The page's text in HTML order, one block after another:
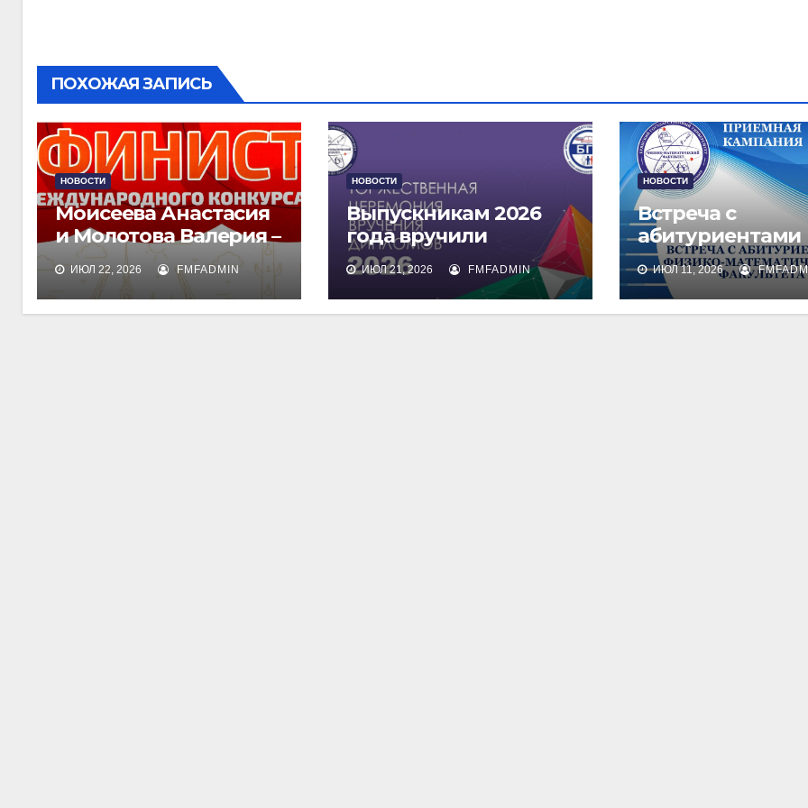
ПОХОЖАЯ ЗАПИСЬ
НОВОСТИ
Моисеева Анастасия
и Молотова Валерия –
лауреаты
международного
конкурса талантов
ИЮЛ 22, 2026 FMFADMIN
НОВОСТИ
Выпускникам 2026
года вручили
дипломы о высшем
образовании
ИЮЛ 21, 2026 FMFADMIN
НОВОСТИ
Встреча с
абитуриентами
физико-
факультета и их
ИЮЛ 11, 2026